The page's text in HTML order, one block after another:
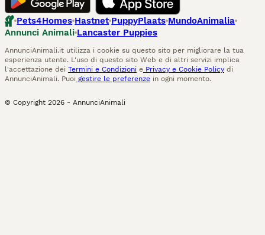
Pets4Homes Hastnet PuppyPlaats MundoAnimalia
Annunci Animali Lancaster Puppies
AnnunciAnimali.it utilizza i cookie su questo sito per migliorare la tua
esperienza utente. L'uso di questo sito Web e di altri servizi implica
l'accettazione dei Termini e Condizioni e Privacy e Cookie Policy di
AnnunciAnimali. Puoi gestire le preferenze in ogni momento.
© Copyright 2026 - AnnunciAnimali